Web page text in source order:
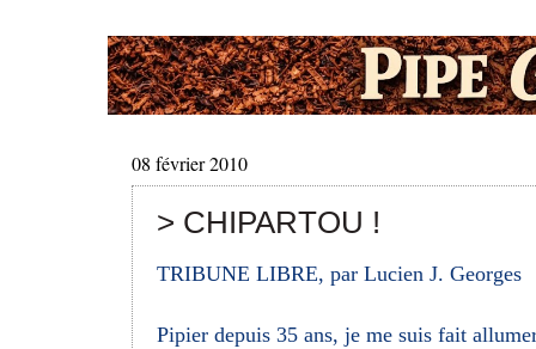
08 février 2010
> CHIPARTOU !
TRIBUNE LIBRE, par Lucien J. Georges
Pipier depuis 35 ans, je me suis fait